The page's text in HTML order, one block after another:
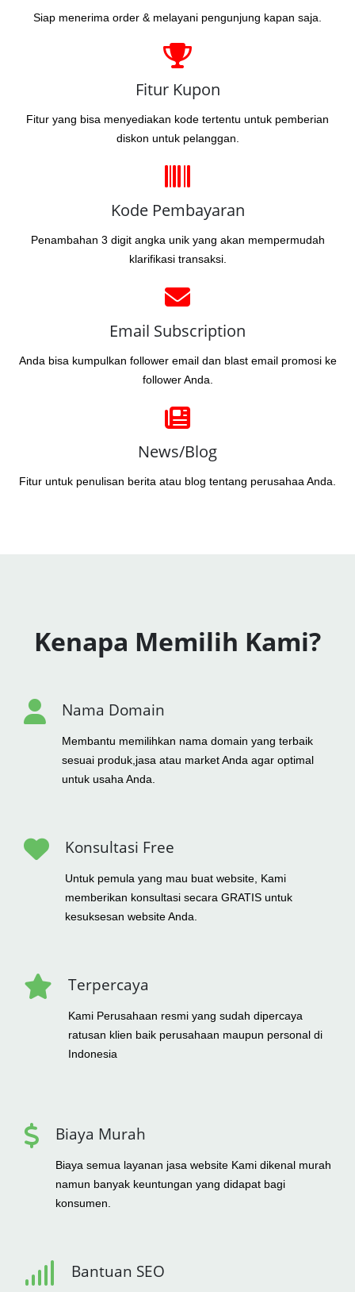
Siap menerima order & melayani pengunjung kapan saja.
Fitur Kupon
Fitur yang bisa menyediakan kode tertentu untuk pemberian
diskon untuk pelanggan.
Kode Pembayaran
Penambahan 3 digit angka unik yang akan mempermudah
klarifikasi transaksi.
Email Subscription
Anda bisa kumpulkan follower email dan blast email promosi ke
follower Anda.
News/Blog
Fitur untuk penulisan berita atau blog tentang perusahaa Anda.
Kenapa Memilih Kami?
Nama Domain
Membantu memilihkan nama domain yang terbaik
sesuai produk,jasa atau market Anda agar optimal
untuk usaha Anda.
Konsultasi Free
Untuk pemula yang mau buat website, Kami
memberikan konsultasi secara GRATIS untuk
kesuksesan website Anda.
Terpercaya
Kami Perusahaan resmi yang sudah dipercaya
ratusan klien baik perusahaan maupun personal di
Indonesia
Biaya Murah
Biaya semua layanan jasa website Kami dikenal murah
namun banyak keuntungan yang didapat bagi
konsumen.
Bantuan SEO